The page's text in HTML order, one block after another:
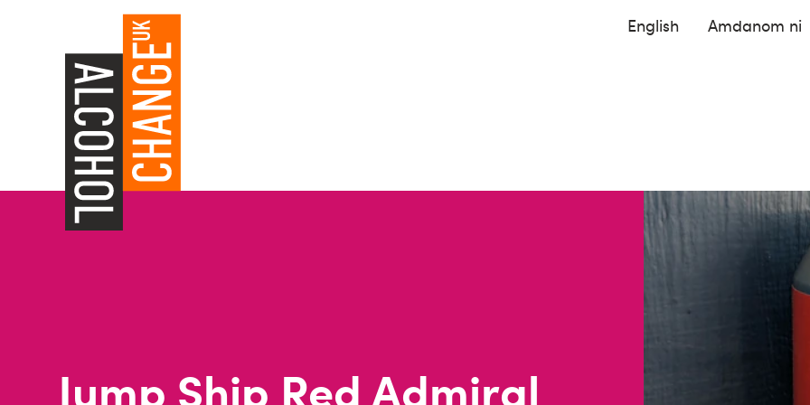
English Amdanom ni
Jump Ship Red Admiral